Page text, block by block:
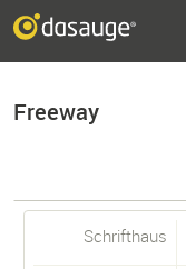
Freeway
Schrifthaus